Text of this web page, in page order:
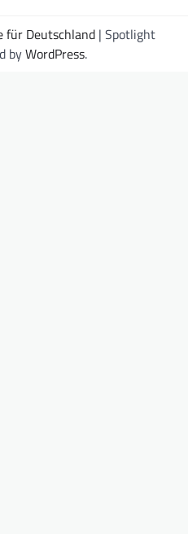
für Deutschland | Spotlight
byWordPress.